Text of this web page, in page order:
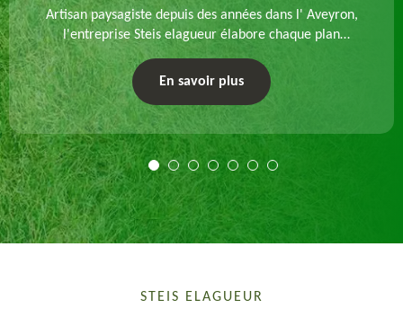
Artisan paysagiste depuis des années dans l' Aveyron,
l'entreprise Steis elagueur élabore chaque plan
d'aménagement paysager et exécute les travaux
afférents. Devis gratuit et sur mesure.
En savoir plus
STEIS ELAGUEUR